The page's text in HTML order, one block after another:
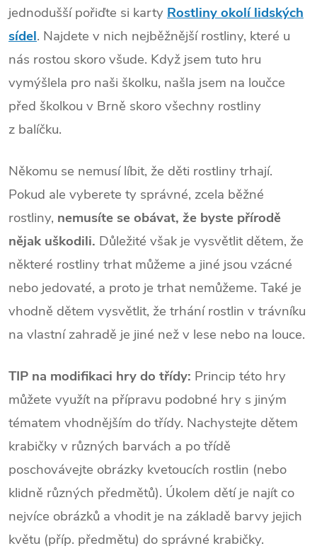
jednodušší pořiďte si karty Rostliny okolí lidských
sídel. Najdete v nich nejběžnější rostliny, které u
nás rostou skoro všude. Když jsem tuto hru
vymýšlela pro naši školku, našla jsem na loučce
před školkou v Brně skoro všechny rostliny
z balíčku.
Někomu se nemusí líbit, že děti rostliny trhají.
Pokud ale vyberete ty správné, zcela běžné
rostliny, nemusíte se obávat, že byste přírodě
nějak uškodili. Důležité však je vysvětlit dětem, že
některé rostliny trhat můžeme a jiné jsou vzácné
nebo jedovaté, a proto je trhat nemůžeme. Také je
vhodně dětem vysvětlit, že trhání rostlin v trávníku
na vlastní zahradě je jiné než v lese nebo na louce.
TIP na modifikaci hry do třídy: Princip této hry
můžete využít na přípravu podobné hry s jiným
tématem vhodnějším do třídy. Nachystejte dětem
krabičky v různých barvách a po třídě
poschovávejte obrázky kvetoucích rostlin (nebo
klidně různých předmětů). Úkolem dětí je najít co
nejvíce obrázků a vhodit je na základě barvy jejich
květu (příp. předmětu) do správné krabičky.